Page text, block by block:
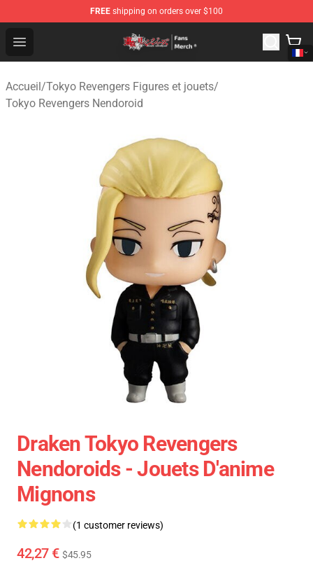
FREE shipping on orders over $100
Open menu
Tokyo Revengers Store - Official Tokyo Revengers
Accueil/Tokyo Revengers Figures et jouets/
Tokyo Revengers Nendoroid
Draken Tokyo Revengers
Nendoroids - Jouets D'anime
Mignons
(1 customer reviews)
42,27 € $45.95